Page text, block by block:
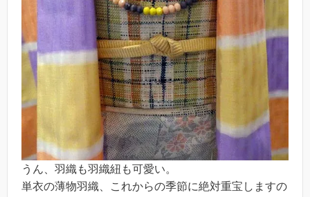
うん、羽織も羽織紐も可愛い。
単衣の薄物羽織、これからの季節に絶対重宝しますの